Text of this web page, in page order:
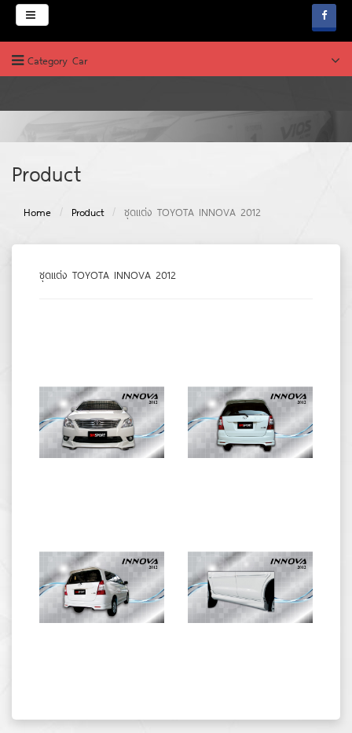
Menu
HOME
JOB & CAREERS
Category Car
Product
Home Product ชุดแต่ง TOYOTA INNOVA 2012
ชุดแต่ง TOYOTA INNOVA 2012